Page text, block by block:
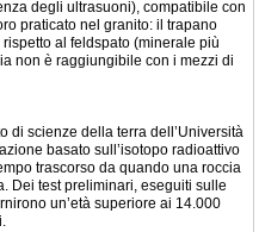
degli ultrasuoni), compatibile con
praticato nel granito: il trapano
al feldspato (minerale più
non è raggiungibile con i mezzi di
di scienze della terra dell’Università
basato sull’isotopo radioattivo
trascorso da quando una roccia
Dei test preliminari, eseguiti sulle
un’età superiore ai 14.000